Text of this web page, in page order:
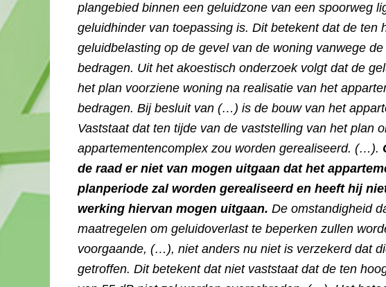
plangebied binnen een geluidzone van een spoorweg
geluidhinder van toepassing is. Dit betekent dat de ten
geluidbelasting op de gevel van de woning vanwege
bedragen. Uit het akoestisch onderzoek volgt dat de
het plan voorziene woning na realisatie van het
bedragen. Bij besluit van (…) is de bouw van het
Vaststaat dat ten tijde van de vaststelling van het plan
appartementencomplex zou worden gerealiseerd. (…).
de raad er niet van mogen uitgaan dat het
planperiode zal worden gerealiseerd en heeft hij
werking hiervan mogen uitgaan. De omstandigheid
maatregelen om geluidoverlast te beperken zullen
voorgaande, (…), niet anders nu niet is verzekerd dat
getroffen. Dit betekent dat niet vaststaat dat de ten